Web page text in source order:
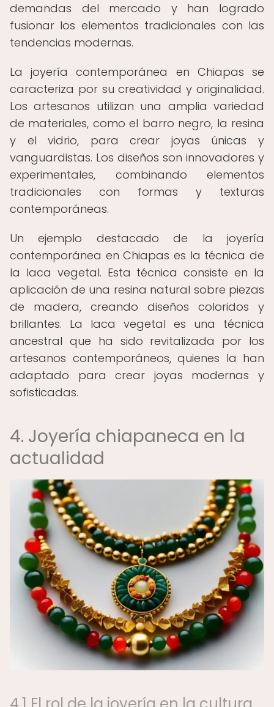
demandas del mercado y han logrado
fusionar los elementos tradicionales con las
tendencias modernas.
La joyería contemporánea en Chiapas se
caracteriza por su creatividad y originalidad.
Los artesanos utilizan una amplia variedad
de materiales, como el barro negro, la resina
y el vidrio, para crear joyas únicas y
vanguardistas. Los diseños son innovadores y
experimentales, combinando elementos
tradicionales con formas y texturas
contemporáneas.
Un ejemplo destacado de la joyería
contemporánea en Chiapas es la técnica de
la laca vegetal. Esta técnica consiste en la
aplicación de una resina natural sobre piezas
de madera, creando diseños coloridos y
brillantes. La laca vegetal es una técnica
ancestral que ha sido revitalizada por los
artesanos contemporáneos, quienes la han
adaptado para crear joyas modernas y
sofisticadas.
4. Joyería chiapaneca en la
actualidad